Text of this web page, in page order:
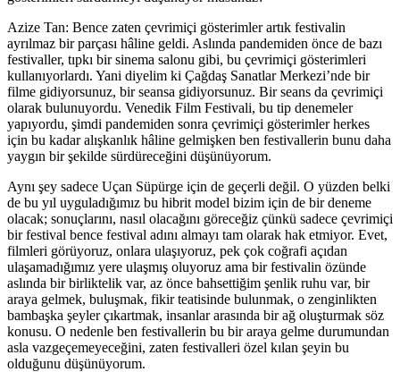
Azize Tan: Bence zaten çevrimiçi gösterimler artık festivalin
ayrılmaz bir parçası hâline geldi. Aslında pandemiden önce de bazı
festivaller, tıpkı bir sinema salonu gibi, bu çevrimiçi gösterimleri
kullanıyorlardı. Yani diyelim ki Çağdaş Sanatlar Merkezi’nde bir
filme gidiyorsunuz, bir seansa gidiyorsunuz. Bir seans da çevrimiçi
olarak bulunuyordu. Venedik Film Festivali, bu tip denemeler
yapıyordu, şimdi pandemiden sonra çevrimiçi gösterimler herkes
için bu kadar alışkanlık hâline gelmişken ben festivallerin bunu daha
yaygın bir şekilde sürdüreceğini düşünüyorum.
Aynı şey sadece Uçan Süpürge için de geçerli değil. O yüzden belki
de bu yıl uyguladığımız bu hibrit model bizim için de bir deneme
olacak; sonuçlarını, nasıl olacağını göreceğiz çünkü sadece çevrimiçi
bir festival bence festival adını almayı tam olarak hak etmiyor. Evet,
filmleri görüyoruz, onlara ulaşıyoruz, pek çok coğrafi açıdan
ulaşamadığımız yere ulaşmış oluyoruz ama bir festivalin özünde
aslında bir birliktelik var, az önce bahsettiğim şenlik ruhu var, bir
araya gelmek, buluşmak, fikir teatisinde bulunmak, o zenginlikten
bambaşka şeyler çıkartmak, insanlar arasında bir ağ oluşturmak söz
konusu. O nedenle ben festivallerin bu bir araya gelme durumundan
asla vazgeçemeyeceğini, zaten festivalleri özel kılan şeyin bu
olduğunu düşünüyorum.